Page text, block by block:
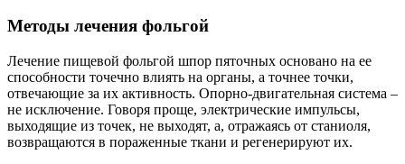
Методы лечения фольгой
Лечение пищевой фольгой шпор пяточных основано на ее
способности точечно влиять на органы, а точнее точки,
отвечающие за их активность. Опорно-двигательная система –
не исключение. Говоря проще, электрические импульсы,
выходящие из точек, не выходят, а, отражаясь от станиоля,
возвращаются в пораженные ткани и регенерируют их.